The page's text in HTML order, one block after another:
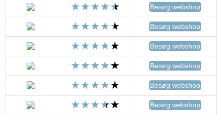
Besøg webshop
Besøg webshop
Besøg webshop
Besøg webshop
Besøg webshop
Besøg webshop